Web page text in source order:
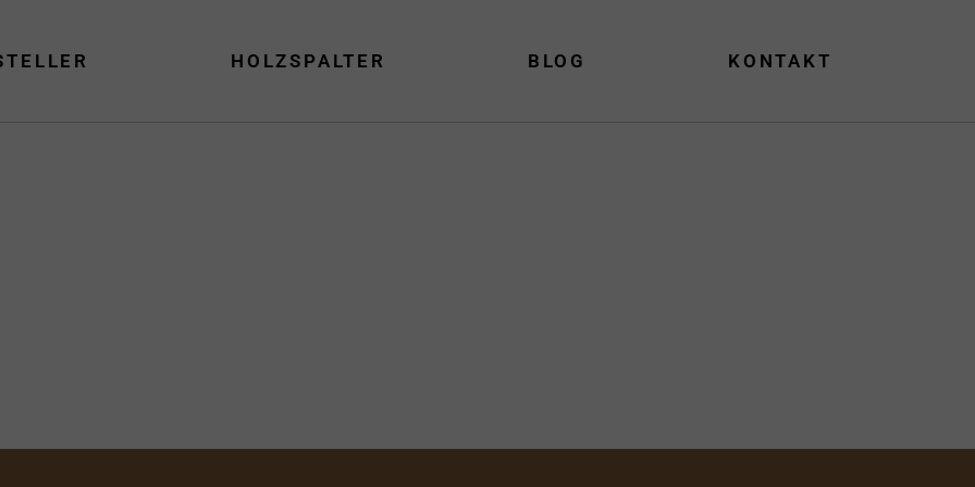
HOLZSPALTER BLOG KONTAKT